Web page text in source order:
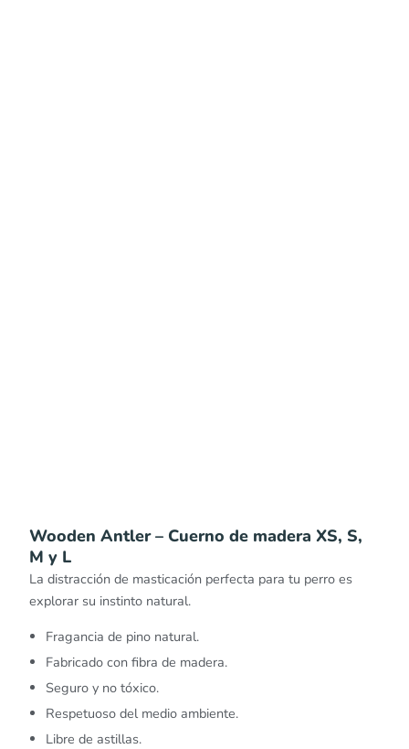
Wooden Antler – Cuerno de madera XS, S,
M y L
La distracción de masticación perfecta para tu perro es
explorar su instinto natural.
Fragancia de pino natural.
Fabricado con fibra de madera.
Seguro y no tóxico.
Respetuoso del medio ambiente.
Libre de astillas.